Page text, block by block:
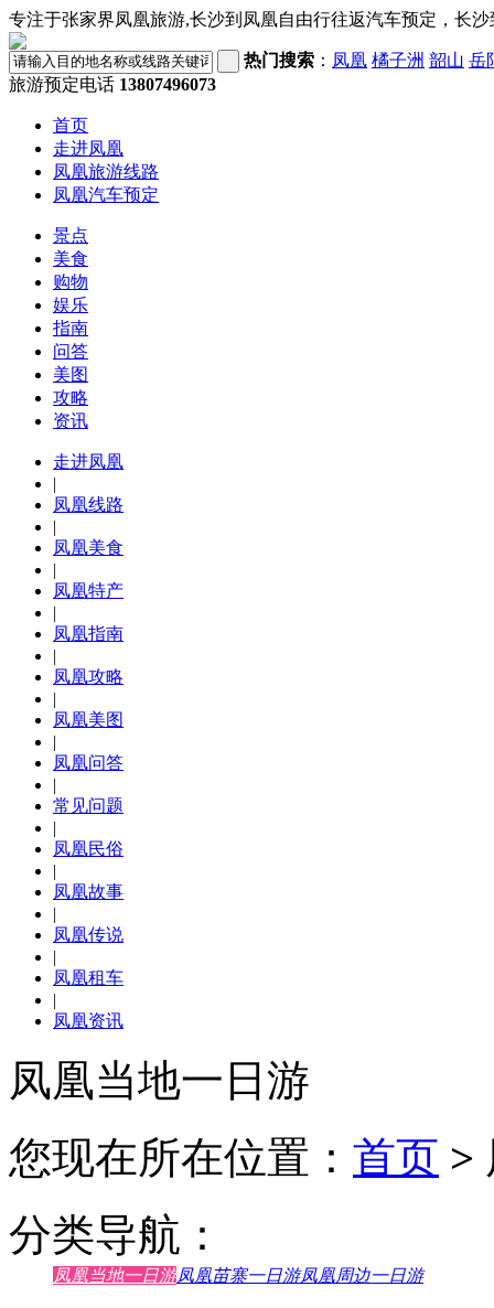
专注于张家界凤凰旅游,长沙到凤凰自由行往返汽车预定，长
热门搜索 ： 凤凰 橘子洲 韶山 岳
旅游预定电话 13807496073
首页
走进凤凰
凤凰旅游线路
凤凰汽车预定
景点
美食
购物
娱乐
指南
问答
美图
攻略
资讯
走进凤凰
|
凤凰线路
|
凤凰美食
|
凤凰特产
|
凤凰指南
|
凤凰攻略
|
凤凰美图
|
凤凰问答
|
常见问题
|
凤凰民俗
|
凤凰故事
|
凤凰传说
|
凤凰租车
|
凤凰资讯
凤凰当地一日游
您现在所在位置： 首页 >
分类导航：
凤凰当地一日游凤凰苗寨一日游凤凰周边一日游